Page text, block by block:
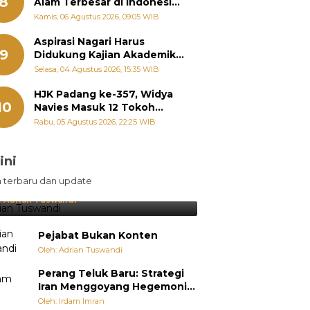
Groundbreaking September
Kamis, 06 Agustus 2026, 09:05 WIB
9
Aspirasi Nagari Harus
Didukung Kajian Akademik,
Zigo Rolanda: Agar Mudah
Kementerian
Selasa, 04 Agustus 2026, 15:35 WIB
HJK Padang ke-357, Widya
Navies Masuk 12 Tokoh
Masyarakat Penerima
Rabu, 05 Agustus 2026, 22:25 WIB
terbaru dan update
Lebih Diunggulkan, tetapi
Selalu Punya Cara Membuat
Adrian Tuswandi
Pejabat Bukan Konten
Oleh: Adrian Tuswandi
Perang Teluk Baru: Strategi
Iran Menggoyang Hegemoni
AS dari Dalam
Oleh: Irdam Imran